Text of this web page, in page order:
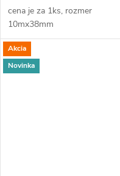
cena je za 1ks, rozmer
10mx38mm
Akcia
Novinka